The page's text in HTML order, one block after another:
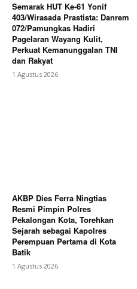
Semarak HUT Ke-61 Yonif
403/Wirasada Prastista: Danrem
072/Pamungkas Hadiri
Pagelaran Wayang Kulit,
Perkuat Kemanunggalan TNI
dan Rakyat
1 Agustus 2026
AKBP Dies Ferra Ningtias
Resmi Pimpin Polres
Pekalongan Kota, Torehkan
Sejarah sebagai Kapolres
Perempuan Pertama di Kota
Batik
1 Agustus 2026